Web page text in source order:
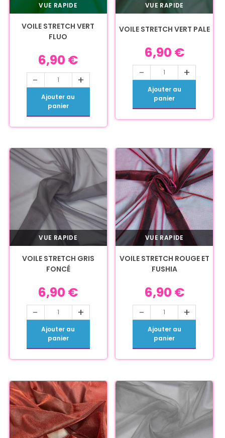
VUE RAPIDE
VOILE STRETCH VERT
FLUO
6,90 €
- +
Ajouter au
panier
VUE RAPIDE
VOILE STRETCH VERT PALE
6,90 €
- +
Ajouter au
panier
VUE RAPIDE
VOILE STRETCH GRIS
FONCÉ
6,90 €
- +
Ajouter au
panier
VUE RAPIDE
VOILE STRETCH ROUGE ET
FUSHIA
6,90 €
- +
Ajouter au
panier